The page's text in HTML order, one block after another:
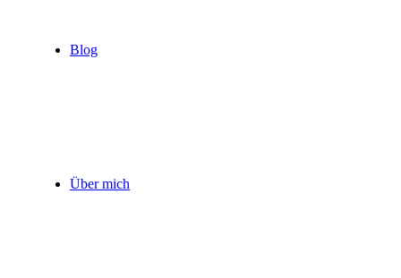
Blog
Über mich